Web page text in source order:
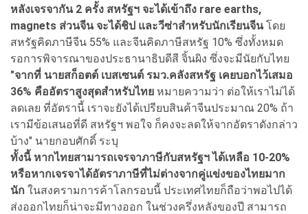
หลังเจรจากัน 2 ครั้ง สหรัฐฯ จะได้เข้าถึง rare earths,
magnets ส่วนจีน จะได้ชิป และวีซ่าสำหรับนักเรียนจีนโดย
สหรัฐคิดภาษีจีน 55% และจีนคิดภาษีสหรัฐ 10% ซึ่งทั้งหมด
รอการพิจารณาของประธานาธิบดีสี จิ้นผิง ซึ่งจะมีนัยกับไทย
"จากที่ นายสก็อตต์ เบสเซนต์ รมว.คลังสหรัฐ เคยบอกไว้เสมอ
36% คืออัตราสูงสุดสำหรับไทย หมายความว่า ต่อให้เราไม่ได้
ลดเลย ที่อัตรานี้ เราจะยังได้เปรียบสินค้าจีนประมาณ 20% ถ้า
เรามีข้อเสนอที่ดี สหรัฐฯ พอใจ ก็คงจะลดให้จากอัตราดังกล่าว
บ้าง" นายกอบศักดิ์ ระบุ
ทั้งนี้ หากไทยสามารถเจรจาภาษีกับสหรัฐฯ ได้เหลือ 10-20%
หรือหากเจรจาได้อัตราภาษีที่ไม่ต่างจากคู่แข่งของไทยมาก
นัก ในสงครามการค้าโลกรอบนี้ ประเทศไทยก็ถือว่าพอไปได้
ส่งออกไทยก็น่าจะมีทางออก ในช่วงครึ่งหลังของปี สามารถ